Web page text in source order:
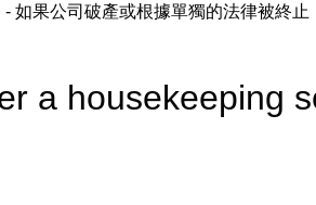
如果公司破產或根據單獨的法律被終
a housekeeping